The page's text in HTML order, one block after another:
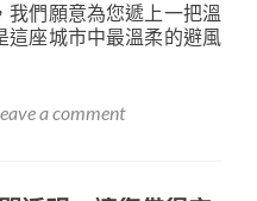
我們願意為您遞上一把溫
這座城市中最溫柔的避風
a comment